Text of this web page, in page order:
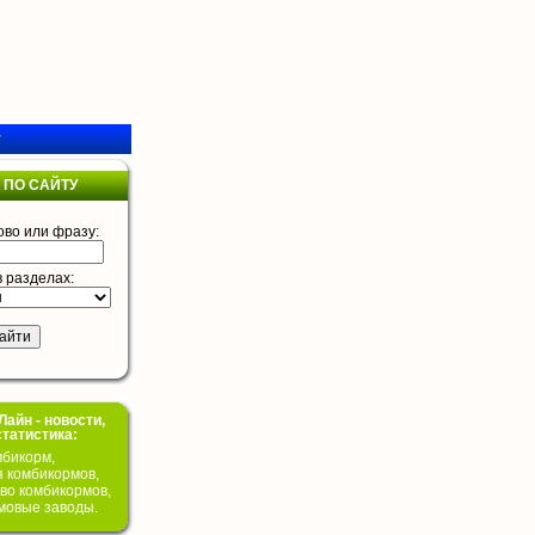
САЙТУ
или фразу:
разделах:
- новости,
комбикормов,
комбикормов,
заводы.